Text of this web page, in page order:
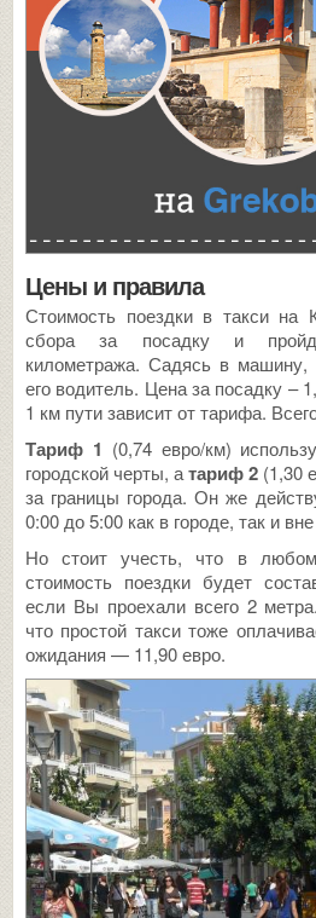
Цены и правила
Стоимость поездки в такси на
сбора за посадку и
километража. Садясь в машину,
его водитель. Цена за посадку –
1 км пути зависит от тарифа.
Тариф 1 (0,74 евро/км)
городской черты, атариф 2 (1,30
за границы города. Он же
0:00 до 5:00 как в городе, так и вне
Но стоит учесть, что в
стоимость поездки будет
если Вы проехали всего 2
что простой такси тоже
ожидания — 11,90 евро.